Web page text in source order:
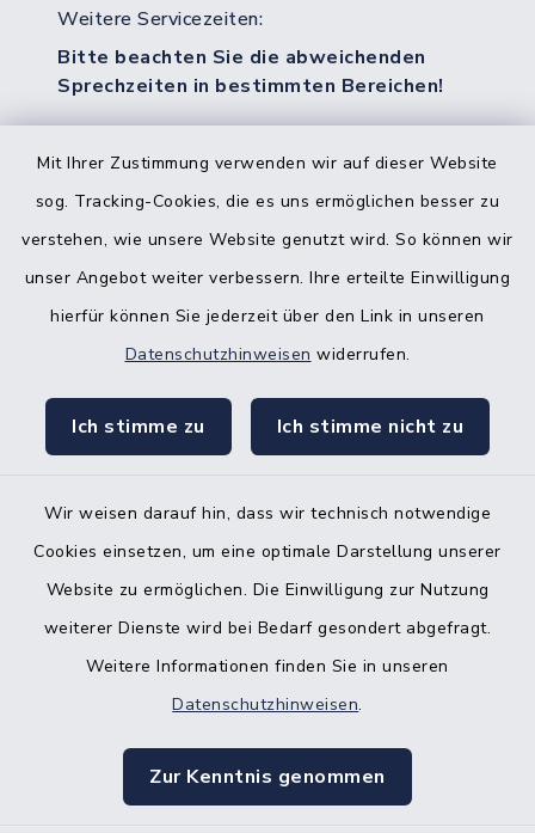
Mit Ihrer Zustimmung verwenden wir auf dieser Website
sog. Tracking-Cookies, die es uns ermöglichen besser zu
verstehen, wie unsere Website genutzt wird. So können wir
unser Angebot weiter verbessern. Ihre erteilte Einwilligung
hierfür können Sie jederzeit über den Link in unseren
Datenschutzhinweisen widerrufen.
Ich stimme zu Ich stimme nicht zu
Wir weisen darauf hin, dass wir technisch notwendige
Cookies einsetzen, um eine optimale Darstellung unserer
Website zu ermöglichen. Die Einwilligung zur Nutzung
weiterer Dienste wird bei Bedarf gesondert abgefragt.
Weitere Informationen finden Sie in unseren
Datenschutzhinweisen.
Zur Kenntnis genommen
Weitere Servicezeiten:
Bitte beachten Sie die abweichenden
Sprechzeiten in bestimmten Bereichen!
Quicklinks
Bürgerbüro Hohenwestedt
Bürgerbüro Aukrug
KFZ-Zulassungsbehörde
Kontakt
Datenschutz